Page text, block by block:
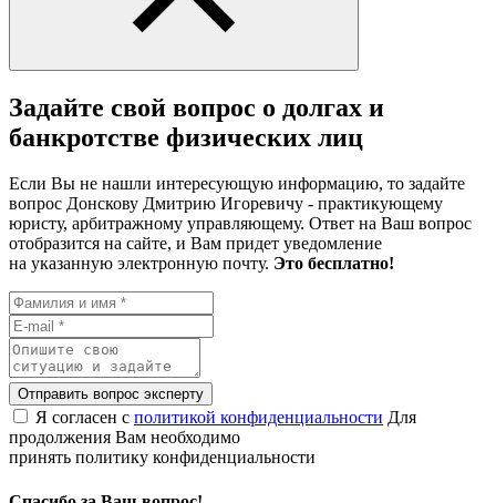
Задайте свой вопрос о долгах и
банкротстве физических лиц
Если Вы не нашли интересующую информацию, то задайте
вопрос Донскову Дмитрию Игоревичу - практикующему
юристу, арбитражному управляющему. Ответ на Ваш вопрос
отобразится на сайте, и Вам придет уведомление
на указанную электронную почту. Это бесплатно!
Отправить вопрос эксперту
Я согласен с политикой конфиденциальности Для
продолжения Вам необходимо
принять политику конфиденциальности